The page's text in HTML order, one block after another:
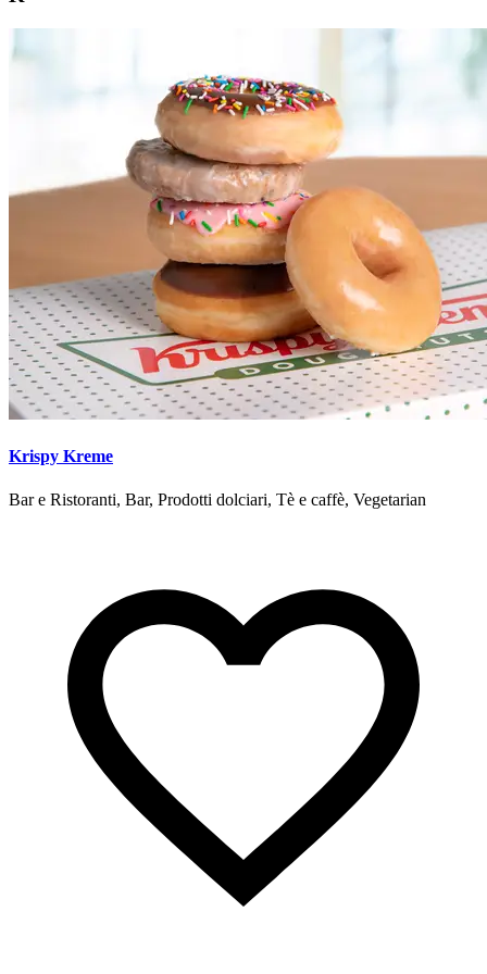
Krispy Kreme
Bar e Ristoranti, Bar, Prodotti dolciari, Tè e caffè, Vegetarian